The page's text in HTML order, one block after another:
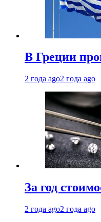
В Греции
2 года ago2 года ago
За год
2 года ago2 года ago